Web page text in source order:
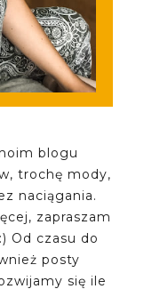
blogu
trochę mody,
naciągania.
zapraszam
Od czasu do
posty
się ile